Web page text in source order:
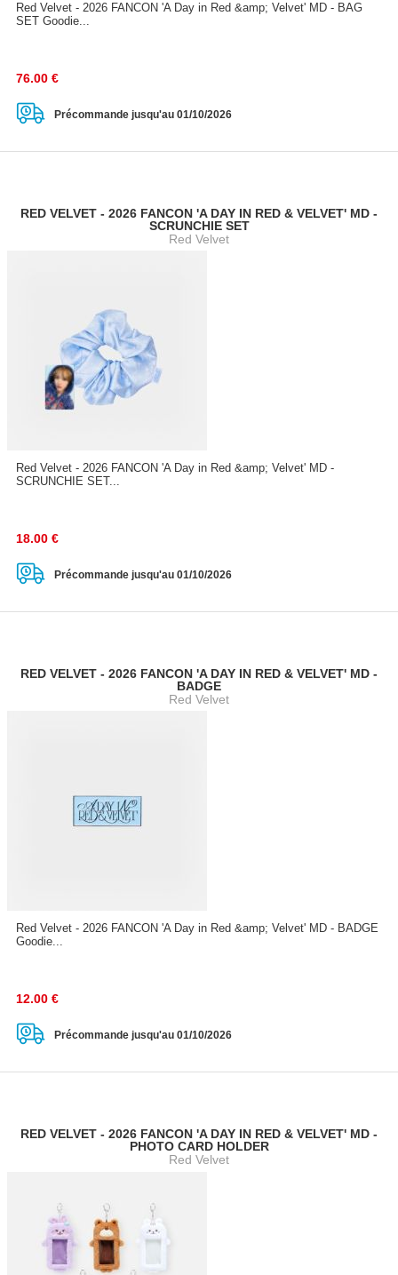
Red Velvet - 2026 FANCON 'A Day in Red &amp; Velvet' MD - BAG
SET Goodie...
76.00 €
Précommande jusqu'au 01/10/2026
RED VELVET - 2026 FANCON 'A DAY IN RED & VELVET' MD -
SCRUNCHIE SET
Red Velvet
Red Velvet - 2026 FANCON 'A Day in Red &amp; Velvet' MD -
SCRUNCHIE SET...
18.00 €
Précommande jusqu'au 01/10/2026
RED VELVET - 2026 FANCON 'A DAY IN RED & VELVET' MD -
BADGE
Red Velvet
Red Velvet - 2026 FANCON 'A Day in Red &amp; Velvet' MD - BADGE
Goodie...
12.00 €
Précommande jusqu'au 01/10/2026
RED VELVET - 2026 FANCON 'A DAY IN RED & VELVET' MD -
PHOTO CARD HOLDER
Red Velvet